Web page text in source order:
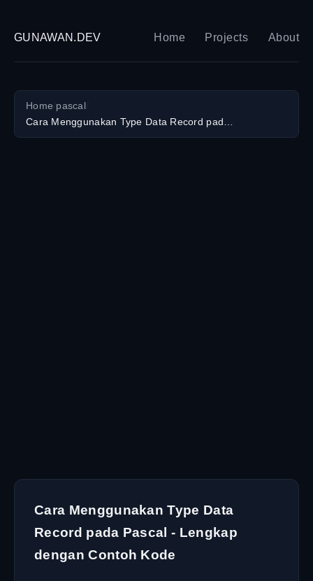
GUNAWAN.DEV Home Projects About
Home pascal
Cara Menggunakan Type Data Record pada Pascal - Lengkap dengan Contoh Kode
Cara Menggunakan Type Data
Record pada Pascal - Lengkap
dengan Contoh Kode